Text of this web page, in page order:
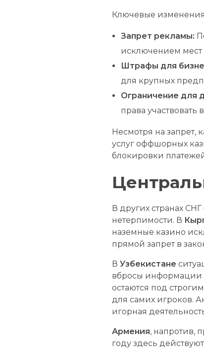
Ключевые изменения
Запрет рекламы:
исключением мест
Штрафы для
для крупных
Ограничение для
права участвовать
Несмотря на запрет,
услуг оффшорных
блокировки
В других странах
нетерпимости. В
наземные казино
прямой запрет в
ВУзбекистане
вбросы информации
остаются под
для самих игроков.
игорная
Армения, напротив,
году здесь